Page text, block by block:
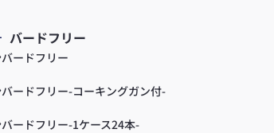
バードフリー
バードフリー
バードフリー-コーキングガン付-
バードフリー-1ケース24本-